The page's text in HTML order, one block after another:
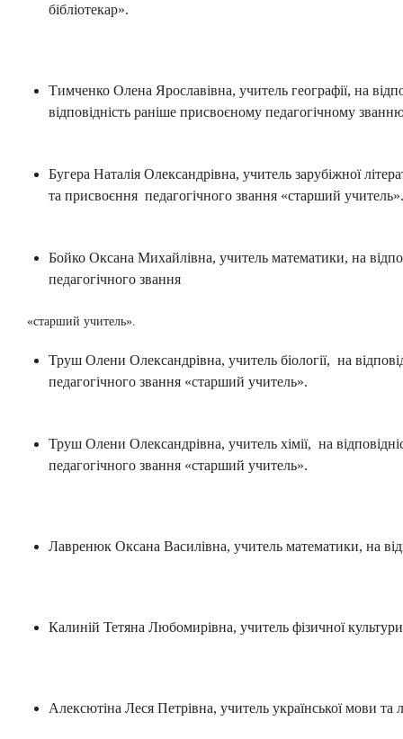
бібліотекар».
Тимченко Олена Ярославівна, учитель географії, на
відповідність раніше присвоєному педагогічному
Бугера Наталія Олександрівна, учитель зарубіжної
та присвоєння педагогічного звання «старший учитель».
Бойко Оксана Михайлівна, учитель математики, на
педагогічного звання
«старший учитель».
Труш Олени Олександрівна, учитель біології, на
педагогічного звання «старший учитель».
Труш Олени Олександрівна, учитель хімії, на
педагогічного звання «старший учитель».
Лавренюк Оксана Василівна, учитель математики, на
Калиній Тетяна Любомирівна, учитель фізичної
Алексютіна Леся Петрівна, учитель української мови та